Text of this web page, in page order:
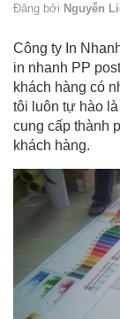
Đăng bởi Nguyễn
Công ty In
in nhanh PP
khách hàng có
tôi luôn tự hào
cung cấp thành
khách hàng.